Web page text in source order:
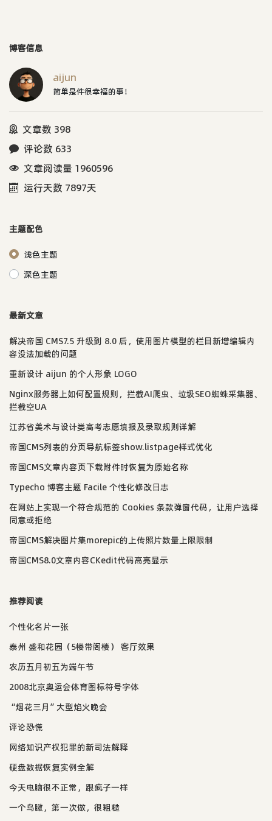
博客信息
aijun
简单是件很幸福的事！
文章数 398
评论数 633
文章阅读量 1960596
运行天数 7897天
主题配色
浅色主题
深色主题
最新文章
解决帝国 CMS7.5 升级到 8.0 后，使用图片模型的栏目新增编辑内
容没法加载的问题
重新设计 aijun 的个人形象 LOGO
Nginx服务器上如何配置规则，拦截AI爬虫、垃圾SEO蜘蛛采集器、
拦截空UA
江苏省美术与设计类高考志愿填报及录取规则详解
帝国CMS列表的分页导航标签show.listpage样式优化
帝国CMS文章内容页下载附件时恢复为原始名称
Typecho 博客主题 Facile 个性化修改日志
在网站上实现一个符合规范的 Cookies 条款弹窗代码，让用户选择
同意或拒绝
帝国CMS解决图片集morepic的上传照片数量上限限制
帝国CMS8.0文章内容CKedit代码高亮显示
推荐阅读
个性化名片一张
泰州 盛和花园（5楼带阁楼） 客厅效果
农历五月初五为端午节
2008北京奥运会体育图标符号字体
“烟花三月”大型焰火晚会
评论恐慌
网络知识产权犯罪的新司法解释
硬盘数据恢复实例全解
今天电脑很不正常，跟疯子一样
一个鸟瞰，第一次做，很粗糙